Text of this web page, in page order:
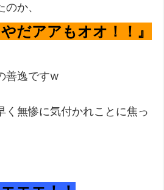
か、
だアアもオオ！！』
善逸ですw
く無惨に気付かれことに焦っ